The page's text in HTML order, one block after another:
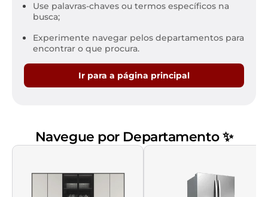
Use palavras-chaves ou termos específicos na
busca;
Experimente navegar pelos departamentos para
encontrar o que procura.
Ir para a página principal
Navegue por Departamento ✨